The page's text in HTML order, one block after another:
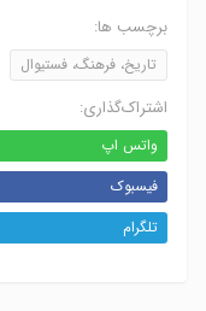
برچسب ها:
تاریخ، فرهنگ، فستیوال
اشتراک‌گذاری:
واتس اپ
فیسبوک
تلگرام